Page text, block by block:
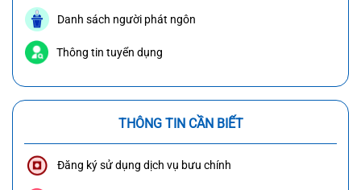
Danh sách người phát ngôn
Thông tin tuyển dụng
THÔNG TIN CẦN BIẾT
Đăng ký sử dụng dịch vụ bưu chính